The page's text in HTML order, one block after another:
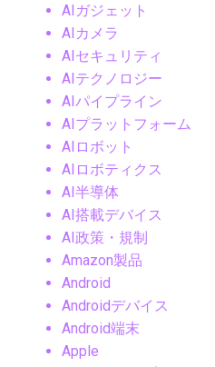
AIガジェット
AIカメラ
AIセキュリティ
AIテクノロジー
AIパイプライン
AIプラットフォーム
AIロボット
AIロボティクス
AI半導体
AI搭載デバイス
AI政策・規制
Amazon製品
Android
Androidデバイス
Android端末
Apple